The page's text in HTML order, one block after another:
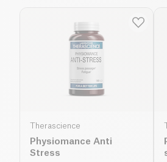
Therascience
Physiomance Anti
Stress